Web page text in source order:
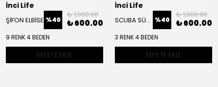
İnci Life
ŞİFON ELBİSE %40
₺ 1,000.00
₺ 600.00
9 RENK 4 BEDEN
SEPETE EKLE
İnci Life
SCUBA SÜET CEKET TAKIM %40
₺ 1,000.00
₺ 600.00
3 RENK 4 BEDEN
SEPETE EKLE